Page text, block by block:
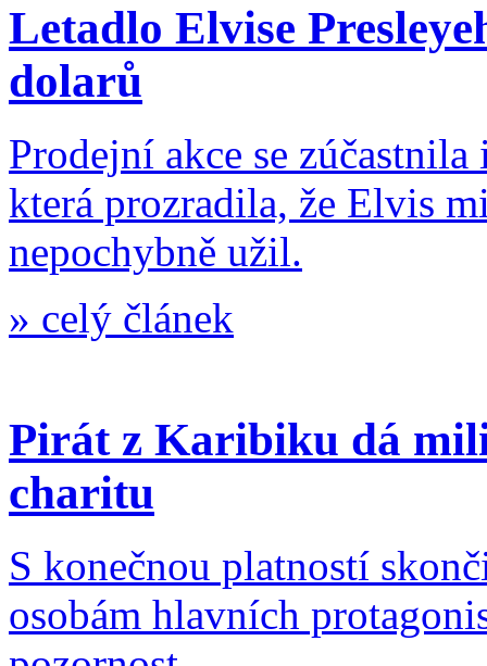
Letadlo Elvise
dolarů
Prodejní akce se
která prozradila, že Elvis
nepochybně užil.
» celý článek
Pirát z Karibiku dá
charitu
S konečnou platností
osobám hlavních